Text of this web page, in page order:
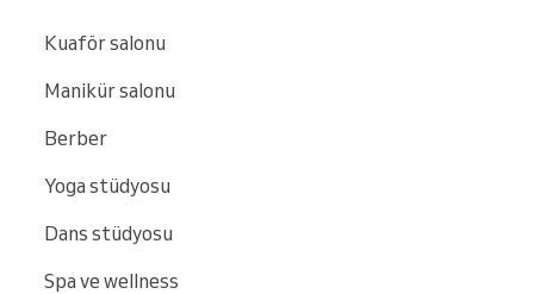
Kuaför salonu
Manikür salonu
Berber
Yoga stüdyosu
Dans stüdyosu
Spa ve wellness